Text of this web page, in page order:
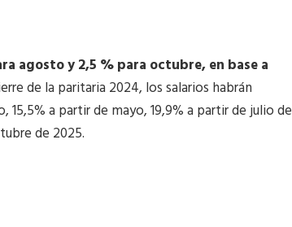
agosto y 2,5 % para octubre, en base a
de la paritaria 2024, los salarios habrán
a partir de mayo, 19,9% a partir de julio de
de 2025.